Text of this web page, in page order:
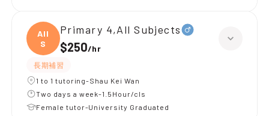
All
S
Primary 4,All Subjects
$250/hr
長期補習
1 to 1 tutoring-Shau Kei Wan
Two days a week-1.5Hour/cls
Female tutor-University Graduated